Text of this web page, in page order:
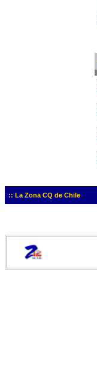
:: La Zona CQ de Chile